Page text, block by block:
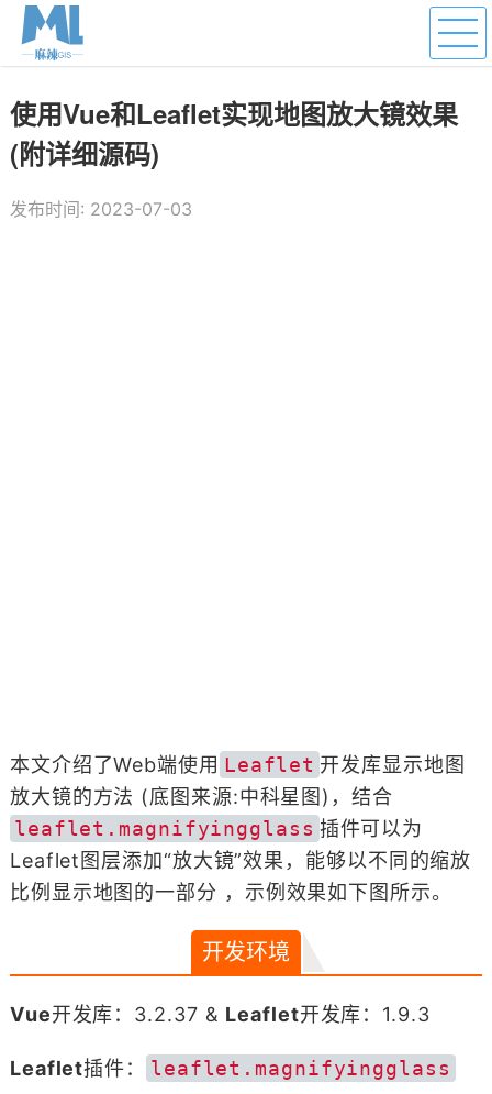
使用Vue和Leaflet实现地图放大镜效果
(附详细源码)
发布时间: 2023-07-03
本文介绍了Web端使用 Leaflet 开发库显示地图
放大镜的方法 (底图来源:中科星图)，结合
leaflet.magnifyingglass 插件可以为
Leaflet图层添加“放大镜”效果，能够以不同的缩放
比例显示地图的一部分 ，示例效果如下图所示。
开发环境
Vue开发库：3.2.37 & Leaflet开发库：1.9.3
Leaflet插件： leaflet.magnifyingglass